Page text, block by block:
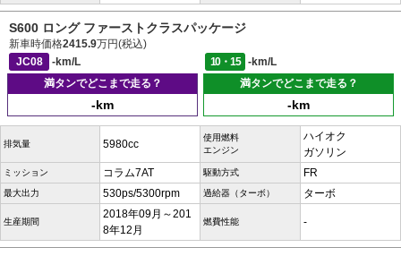
S600 ロング ファーストクラスパッケージ
新車時価格2415.9万円(税込)
JC08
-km/L 10・15
-km/L
満タンでどこまで走る？
-km
満タンでどこまで走る？
-km
排気量 5980cc
使用燃料
エンジン
ハイオク
ガソリン
ミッション コラム7AT 駆動方式 FR
最大出力 530ps/5300rpm 過給器（ターボ） ターボ
生産期間
2018年09月～201
8年12月
燃費性能 -